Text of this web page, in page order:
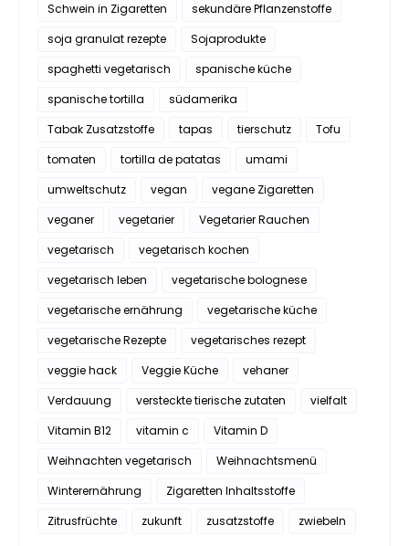
Schwein in Zigaretten
sekundäre Pflanzenstoffe
soja granulat rezepte
Sojaprodukte
spaghetti vegetarisch
spanische küche
spanische tortilla
südamerika
Tabak Zusatzstoffe
tapas tierschutz
Tofu
tomaten
tortilla de patatas
umami
umweltschutz
vegan
vegane Zigaretten
veganer
vegetarier
Vegetarier Rauchen
vegetarisch
vegetarisch kochen
vegetarisch leben
vegetarische bolognese
vegetarische ernährung
vegetarische küche
vegetarische Rezepte
vegetarisches rezept
veggie hack
Veggie Küche
vehaner
Verdauung
versteckte tierische zutaten
vielfalt
Vitamin B12
vitamin c
Vitamin D
Weihnachten vegetarisch
Weihnachtsmenü
Winterernährung
Zigaretten Inhaltsstoffe
Zitrusfrüchte
zukunft zusatzstoffe zwiebeln